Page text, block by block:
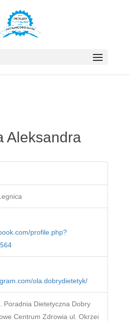
Aleksandra
profile.php?
ola.dobrydietetyk/
Poradnia Dietetyczna Dobry
Centrum Zdrowia ul. Okrzei